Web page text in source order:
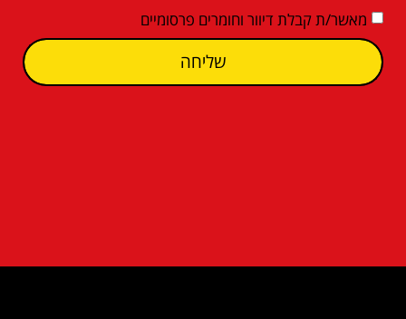
מאשר/ת קבלת דיוור וחומרים פרסומיים
שליחה